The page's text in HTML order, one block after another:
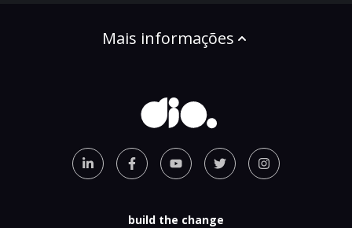
Mais informações
build the change